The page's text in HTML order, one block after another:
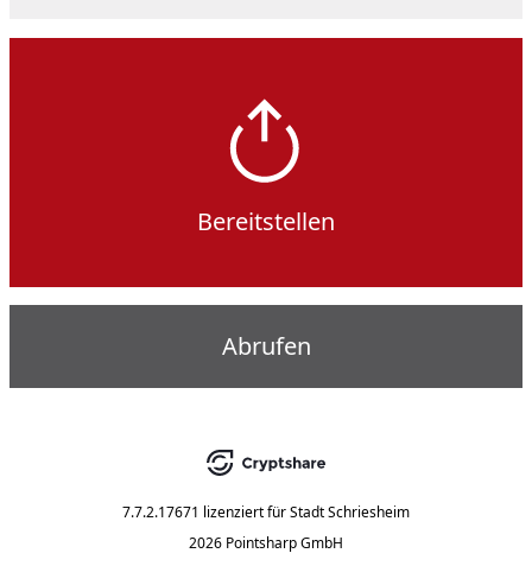
Bereitstellen
Abrufen
7.7.2.17671 lizenziert fürStadt Schriesheim
2026 Pointsharp GmbH